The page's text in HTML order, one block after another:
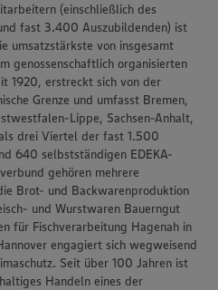
(einschließlich des
fast 3.400 Auszubildenden) ist
umsatzstärkste von insgesamt
genossenschaftlich organisierten
1920, erstreckt sich von der
Grenze und umfasst Bremen,
Lippe, Sachsen-Anhalt,
drei Viertel der fast 1.500
640 selbstständigen EDEKA-
gehören mehrere
Brot- und Backwarenproduktion
und Wurstwaren Bauerngut
für Fischverarbeitung Hagenah in
engagiert sich wegweisend
Seit über 100 Jahren ist
Handeln eines der